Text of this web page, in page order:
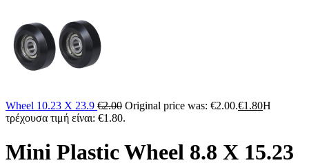
Wheel 10.23 X 23.9 €2.00 Original price was: €2.00.€1.80Η
τρέχουσα τιμή είναι: €1.80.
Mini Plastic Wheel 8.8 X 15.23